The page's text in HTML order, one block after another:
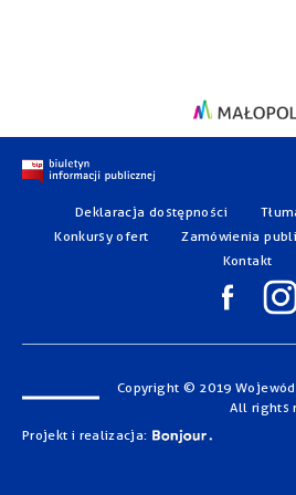
Deklaracja dostępności
Konkursy ofert
Zamówienia
Kontakt
Copyright © 2019
All rights
Projekt i realizacja: